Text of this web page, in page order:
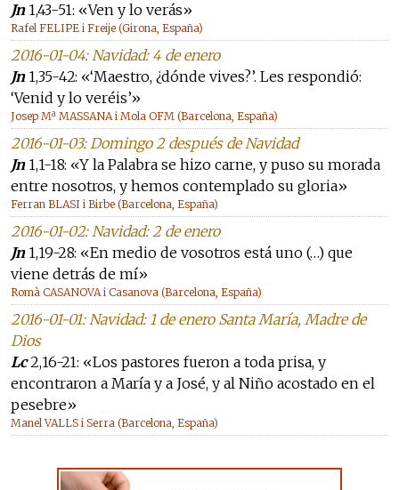
Jn1,43-51: «Ven y lo verás»
Rafel FELIPE i Freije (Girona, España)
2016-01-04: Navidad: 4 de enero
Jn1,35-42: «‘Maestro, ¿dónde vives?’. Les respondió:
‘Venid y lo veréis’»
Josep Mª MASSANA i Mola OFM (Barcelona, España)
2016-01-03: Domingo 2 después de Navidad
Jn1,1-18: «Y la Palabra se hizo carne, y puso su morada
entre nosotros, y hemos contemplado su gloria»
Ferran BLASI i Birbe (Barcelona, España)
2016-01-02: Navidad: 2 de enero
Jn1,19-28: «En medio de vosotros está uno (…) que
viene detrás de mí»
Romà CASANOVA i Casanova (Barcelona, España)
2016-01-01: Navidad: 1 de enero Santa María, Madre de
Dios
Lc2,16-21: «Los pastores fueron a toda prisa, y
encontraron a María y a José, y al Niño acostado en el
pesebre»
Manel VALLS i Serra (Barcelona, España)